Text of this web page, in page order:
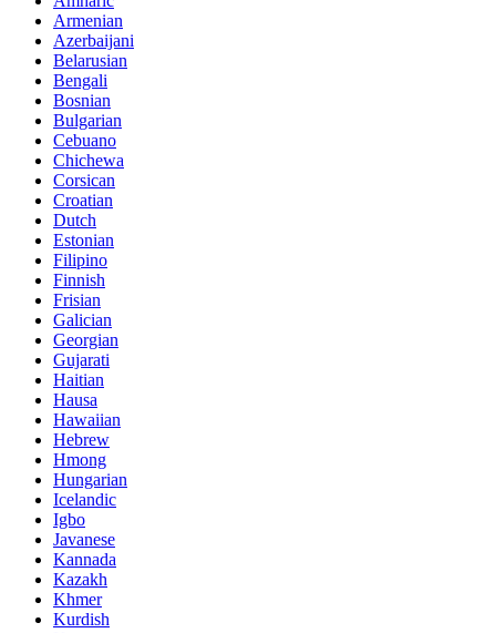
Armenian
Azerbaijani
Belarusian
Bengali
Bosnian
Bulgarian
Cebuano
Chichewa
Corsican
Croatian
Dutch
Estonian
Filipino
Finnish
Frisian
Galician
Georgian
Gujarati
Haitian
Hausa
Hawaiian
Hebrew
Hmong
Hungarian
Icelandic
Igbo
Javanese
Kannada
Kazakh
Khmer
Kurdish